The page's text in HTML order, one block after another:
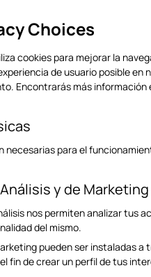
de expansión > Instancia MSTP >
de expansión > Instancia MSTP >
y establezca la prioridad como
expansión > Instancia MSTP >
seleccionarse como el puerto
Choices
cookies para mejorar la
de usuario posible en
Encontrarás más información
necesarias para el
y de Marketing
nos permiten analizar tus
del mismo.
pueden ser instaladas
fin de crear un perfil de tus